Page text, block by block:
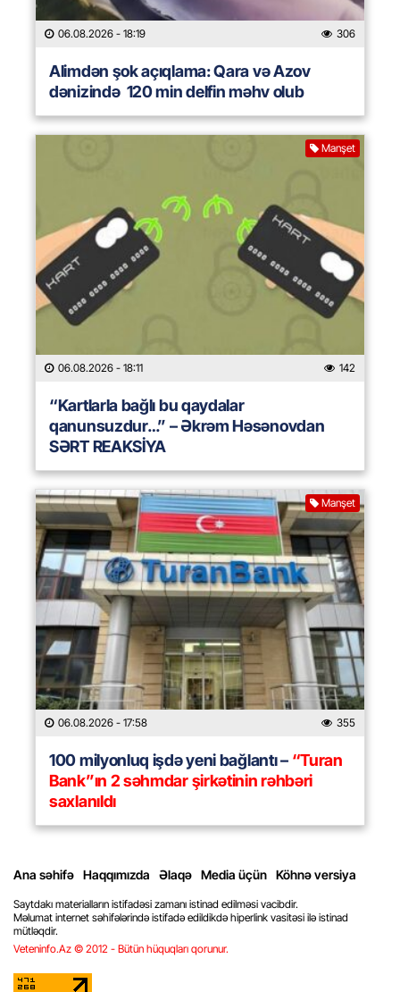
06.08.2026 - 18:19 306
Alimdən şok açıqlama: Qara və Azov
dənizində 120 min delfin məhv olub
Manşet
06.08.2026 - 18:11 142
“Kartlarla bağlı bu qaydalar
qanunsuzdur…” – Əkrəm Həsənovdan
SƏRT REAKSİYA
Manşet
06.08.2026 - 17:58 355
100 milyonluq işdə yeni bağlantı –“Turan
Bank”ın 2 səhmdar şirkətinin rəhbəri
saxlanıldı
Ana səhifə Haqqımızda Əlaqə Media üçün Köhnə versiya
Saytdakı materialların istifadəsi zamanı istinad edilməsi vacibdir.
Məlumat internet səhifələrində istifadə edildikdə hiperlink vasitəsi ilə istinad
mütləqdir.
Veteninfo.Az © 2012 - Bütün hüquqları qorunur.